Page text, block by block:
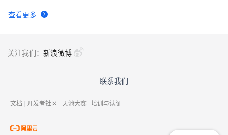
查看更多
关注我们： 新浪微博
联系我们
文档 | 开发者社区 | 天池大赛 | 培训与认证